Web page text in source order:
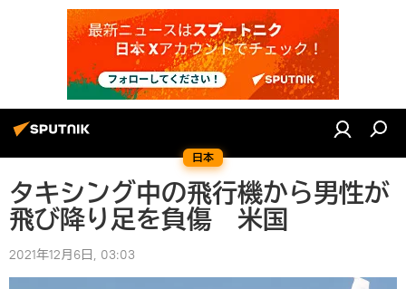
日本
タキシング中の飛行機から男性が
飛び降り足を負傷 米国
2021年12月6日, 03:03